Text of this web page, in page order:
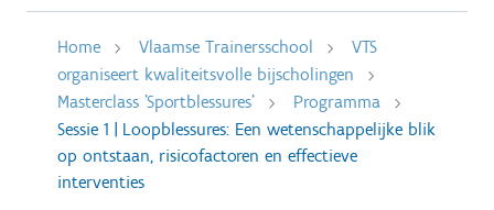
Home Vlaamse Trainersschool
VTS
organiseert kwaliteitsvolle bijscholingen
Masterclass 'Sportblessures'
Programma
Sessie 1 | Loopblessures: Een wetenschappelijke blik
op ontstaan, risicofactoren en effectieve
interventies